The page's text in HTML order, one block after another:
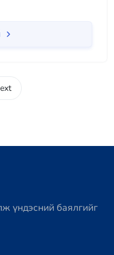
үндэсний баялгийг